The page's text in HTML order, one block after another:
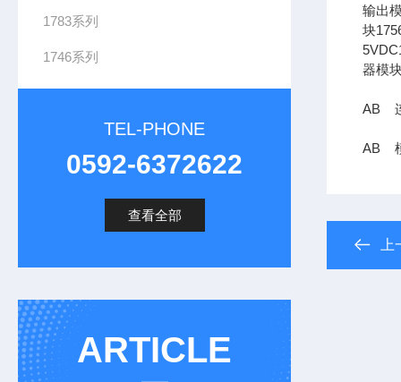
1783系列
1746系列
TEL-PHONE
0592-6372622
查看全部
ARTICLE
输出
块
器模
AB
AB